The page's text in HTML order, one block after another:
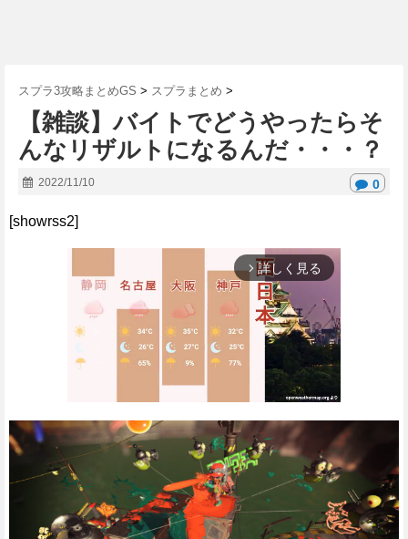
スプラ3攻略まとめGS > スプラまとめ >
【雑談】バイトでどうやったらそ
んなリザルトになるんだ・・・？
2022/11/10 0
[showrss2]
arrow_forward_ios 詳しく見る
M
t